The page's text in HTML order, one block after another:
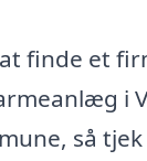
finde et
i
så